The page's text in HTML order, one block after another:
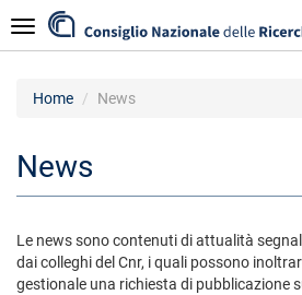
al
contenuto
Navigazione
Home News
News
Le news sono contenuti di attualità
dai colleghi del Cnr, i quali possono
gestionale una richiesta di pubblicazione